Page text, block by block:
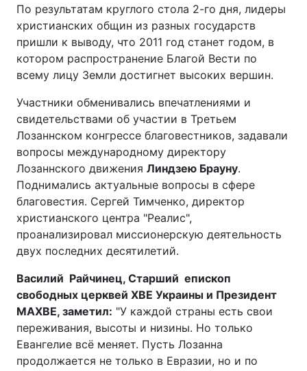
Послуги
Тема оформлення
По результатам круглого стола 2-го дня, лидеры
христианских общин из разных государств
пришли к выводу, что 2011 год станет годом, в
котором распространение Благой Вести по
всему лицу Земли достигнет высоких вершин.
Участники обменивались впечатлениями и
свидетельствами об участии в Третьем
Лозаннском конгрессе благовестников, задавали
вопросы международному директору
Лозаннского движения Линдзею Брауну.
Поднимались актуальные вопросы в сфере
благовестия. Сергей Тимченко, директор
христианского центра "Реалис",
проанализировал миссионерскую деятельность
двух последних десятилетий.
Василий Райчинец, Старший епископ
свободных церквей ХВЕ Украины и Президент
МАХВЕ, заметил: "У каждой страны есть свои
переживания, высоты и низины. Но только
Евангелие всё меняет. Пусть Лозанна
продолжается не только в Евразии, но и по